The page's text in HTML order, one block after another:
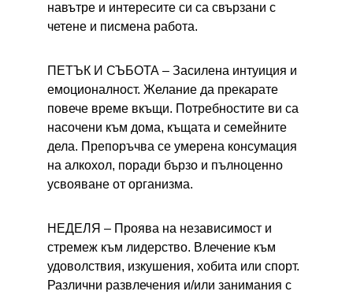
навътре и интересите си са свързани с
четене и писмена работа.
ПЕТЪК И СЪБОТА – Засилена интуиция и
емоционалност. Желание да прекарате
повече време вкъщи. Потребностите ви са
насочени към дома, къщата и семейните
дела. Препоръчва се умерена консумация
на алкохол, поради бързо и пълноценно
усвояване от организма.
НЕДЕЛЯ – Проява на независимост и
стремеж към лидерство. Влечение към
удоволствия, изкушения, хобита или спорт.
Различни развлечения и/или занимания с